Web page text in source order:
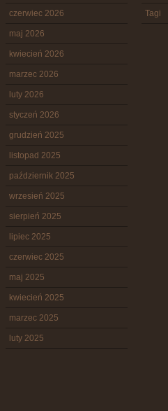
czerwiec 2026
maj 2026
kwiecień 2026
marzec 2026
luty 2026
styczeń 2026
grudzień 2025
listopad 2025
październik 2025
wrzesień 2025
sierpień 2025
lipiec 2025
czerwiec 2025
maj 2025
kwiecień 2025
marzec 2025
luty 2025
Tagi